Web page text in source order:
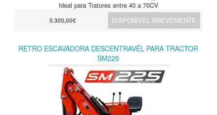
Ideal para Tratores entre 40 a 70CV
DISPONIVEL BREVEMENTE
5.300,00€
RETRO ESCAVADORA DESCENTRAVÉL PARA TRACTOR
SM225